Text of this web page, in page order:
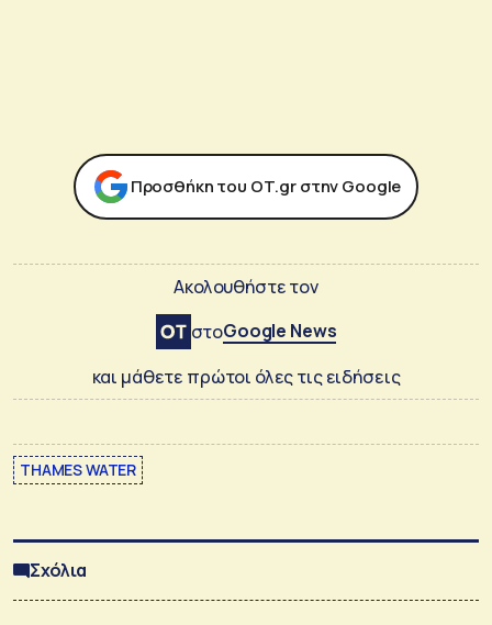
Προσθήκη του ΟΤ.gr στην Google
Ακολουθήστε τον
στοGoogle News
και μάθετε πρώτοι όλες τις ειδήσεις
THAMES WATER
Σχόλια